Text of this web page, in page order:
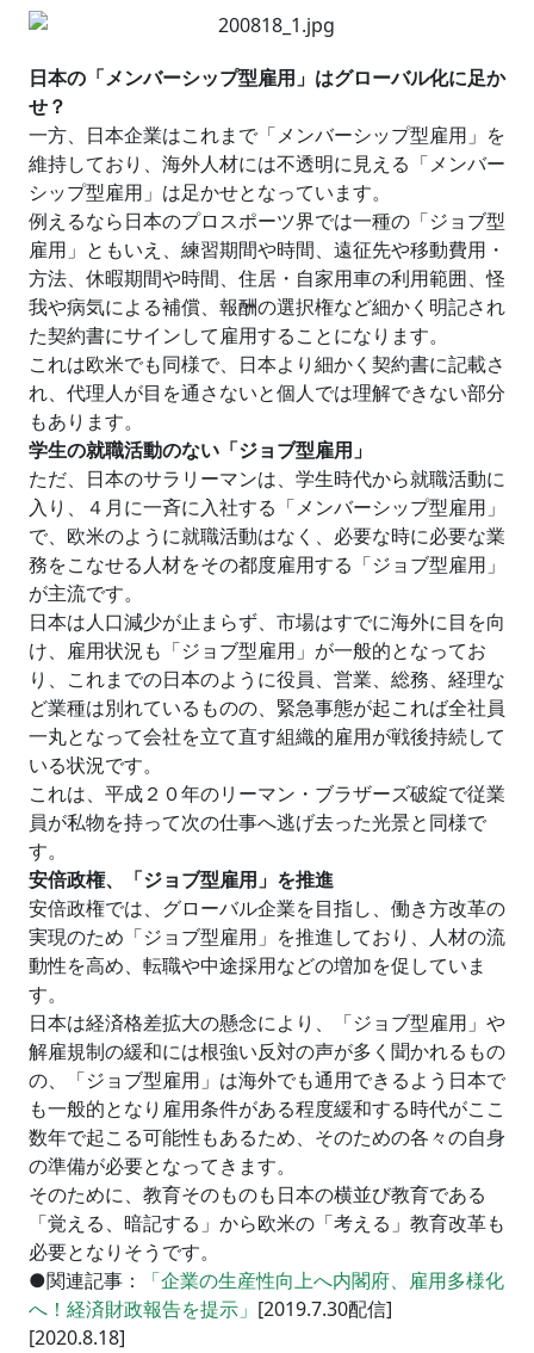
日本の「メンバーシップ型雇用」はグローバル化に足か
せ？
一方、日本企業はこれまで「メンバーシップ型雇用」を
維持しており、海外人材には不透明に見える「メンバー
シップ型雇用」は足かせとなっています。
例えるなら日本のプロスポーツ界では一種の「ジョブ型
雇用」ともいえ、練習期間や時間、遠征先や移動費用・
方法、休暇期間や時間、住居・自家用車の利用範囲、怪
我や病気による補償、報酬の選択権など細かく明記され
た契約書にサインして雇用することになります。
これは欧米でも同様で、日本より細かく契約書に記載さ
れ、代理人が目を通さないと個人では理解できない部分
もあります。
学生の就職活動のない「ジョブ型雇用」
ただ、日本のサラリーマンは、学生時代から就職活動に
入り、４月に一斉に入社する「メンバーシップ型雇用」
で、欧米のように就職活動はなく、必要な時に必要な業
務をこなせる人材をその都度雇用する「ジョブ型雇用」
が主流です。
日本は人口減少が止まらず、市場はすでに海外に目を向
け、雇用状況も「ジョブ型雇用」が一般的となってお
り、これまでの日本のように役員、営業、総務、経理な
ど業種は別れているものの、緊急事態が起これば全社員
一丸となって会社を立て直す組織的雇用が戦後持続して
いる状況です。
これは、平成２０年のリーマン・ブラザーズ破綻で従業
員が私物を持って次の仕事へ逃げ去った光景と同様で
す。
安倍政権、「ジョブ型雇用」を推進
安倍政権では、グローバル企業を目指し、働き方改革の
実現のため「ジョブ型雇用」を推進しており、人材の流
動性を高め、転職や中途採用などの増加を促していま
す。
日本は経済格差拡大の懸念により、「ジョブ型雇用」や
解雇規制の緩和には根強い反対の声が多く聞かれるもの
の、「ジョブ型雇用」は海外でも通用できるよう日本で
も一般的となり雇用条件がある程度緩和する時代がここ
数年で起こる可能性もあるため、そのための各々の自身
の準備が必要となってきます。
そのために、教育そのものも日本の横並び教育である
「覚える、暗記する」から欧米の「考える」教育改革も
必要となりそうです。
●関連記事：
「企業の生産性向上へ内閣府、雇用多様化
へ！経済財政報告を提示」 [2019.7.30配信]
[2020.8.18]